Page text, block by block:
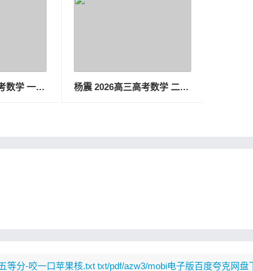
张磊 2026高三高考数学 一轮暑假班 杨震 2026高三高考数学 二轮S春季班
等分-咬一口苹果核.txt txt/pdf/azw3/mobi电子版百度夸克网盘